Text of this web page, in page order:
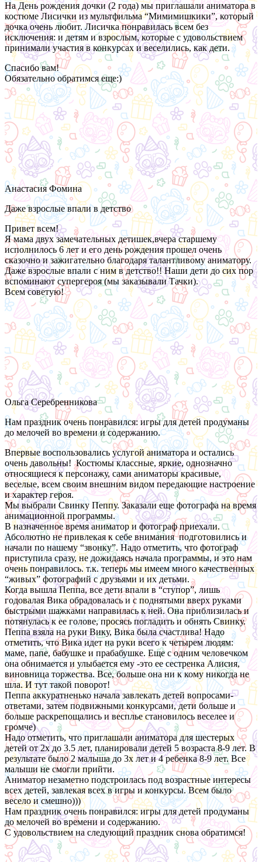
На День рождения дочки (2 года) мы приглашали аниматора в
костюме Лисички из мультфильма “Мимимишкики”, который
дочка очень любит. Лисичка понравилась всем без
исключения: и детям и взрослым, которые с удовольствием
принимали участия в конкурсах и веселились, как дети.
Спасибо вам!
Обязательно обратимся еще:)
Анастасия Фомина
Даже взрослые впали в детство
Привет всем!
Я мама двух замечательных детишек,вчера старшему
исполнилось 6 лет и его день рождения прошел очень
сказочно и зажигательно благодаря талантливому аниматору.
Даже взрослые впали с ним в детство!! Наши дети до сих пор
вспоминают супергероя (мы заказывали Тачки).
Всем советую!
Ольга Серебренникова
Нам праздник очень понравился: игры для детей продуманы
до мелочей во времени и содержанию.
Впервые воспользовались услугой аниматора и остались
очень давольны! Костюмы классные, яркие, однозначно
относящиеся к персонажу, сами аниматоры красивые,
веселые, всем своим внешним видом передающие настроение
и характер героя.
Мы выбрали Свинку Пеппу. Заказали еще фотографа на время
анимационной программы.
В назначенное время аниматор и фотограф приехали.
Абсолютно не привлекая к себе внимания подготовились и
начали по нашему “звонку”. Надо отметить, что фотограф
приступила сразу, не дожидаясь начала программы, и это нам
очень понравилось. т.к. теперь мы имеем много качественных
“живых” фотографий с друзьями и их детьми.
Когда вышла Пеппа, все дети впали в “ступор”, лишь
годовалая Вика обрадовалась и с поднятыми вверх руками
быстрыми шажками направилась к ней. Она приблизилась и
потянулась к ее голове, просясь погладить и обнять Свинку.
Пеппа взяла на руки Вику, Вика была счастлива! Надо
отметить, что Вика идет на руки всего к четырем людям:
маме, папе, бабушке и прабабушке. Еще с одним человечком
она обнимается и улыбается ему -это ее сестренка Алисия,
виновница торжества. Все, больше она ни к кому никогда не
шла. И тут такой поворот!
Пеппа аккуратненько начала завлекать детей вопросами-
ответами, затем подвижными конкурсами, дети больше и
больше раскрепощались и весплье становилось веселее и
громче)
Надо отметить, что приглашали аниматора для шестерых
детей от 2х до 3.5 лет, планировали детей 5 возраста 8-9 лет. В
результате было 2 малыша до 3х лет и 4 ребенка 8-9 лет. Все
малыши не смогли прийти.
Аниматор незаметно подстроилась под возрастные интересы
всех детей, завлекая всех в игры и конкурсы. Всем было
весело и смешно)))
Нам праздник очень понравился: игры для детей продуманы
до мелочей во времени и содержанию.
С удовольствием на следующий праздник снова обратимся!